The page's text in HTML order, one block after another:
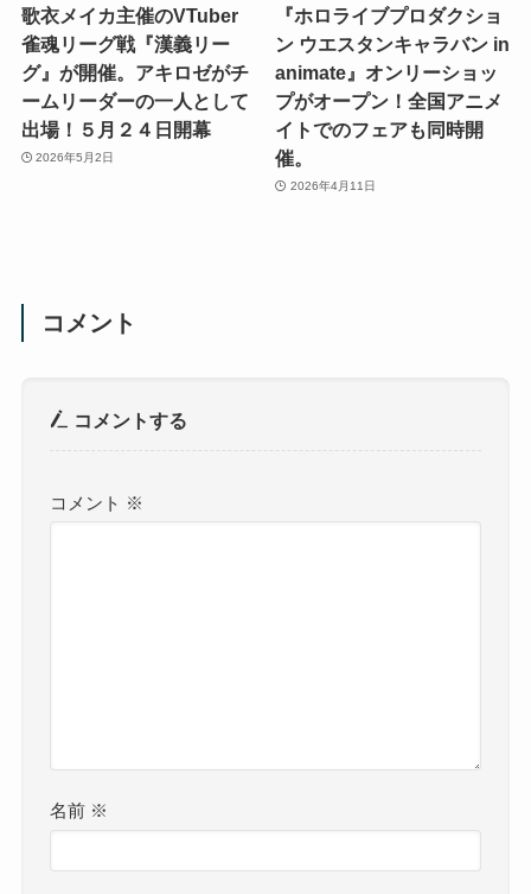
歌衣メイカ主催のVTuber
雀魂リーグ戦『漢義リー
グ』が開催。アキロゼがチ
ームリーダーの一人として
出場！５月２４日開幕
2026年5月2日
『ホロライブプロダクショ
ン ウエスタンキャラバン in
animate』オンリーショッ
プがオープン！全国アニメ
イトでのフェアも同時開
催。
2026年4月11日
コメント
コメントする
コメント ※
名前 ※